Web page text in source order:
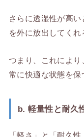
さらに透湿性が高
を外に放出してくれ
つまり、これにより
常に快適な状態を保
b. 軽量性と耐久
「軽さ」と「耐久性